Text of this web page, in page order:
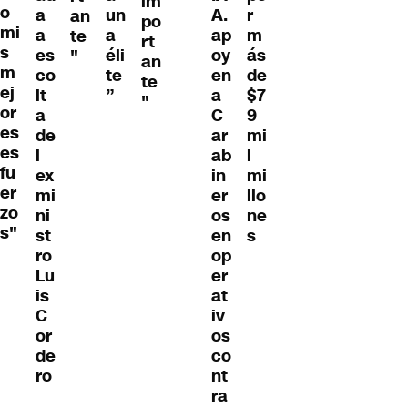
o
mi
s
m
ej
or
es
es
fu
er
zo
s"
a
a
es
co
lt
a
de
l
ex
mi
ni
st
ro
Lu
is
C
or
de
ro
an
te
"
un
a
éli
te
”
po
rt
an
te
"
A.
ap
oy
en
a
C
ar
ab
in
er
os
en
op
er
at
iv
os
co
nt
ra
r
m
ás
de
$7
9
mi
l
mi
llo
ne
s